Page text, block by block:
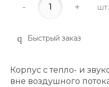
- + шт.
Быстрый заказ
Корпус с тепло- и
вне воздушного